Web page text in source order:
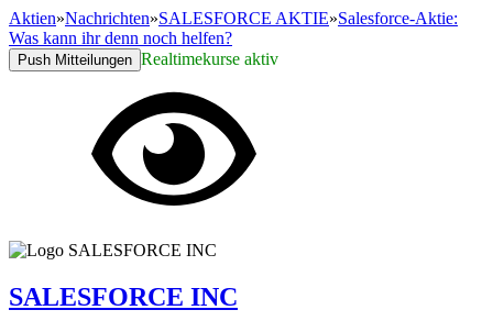
Aktien»Nachrichten»SALESFORCE AKTIE»Salesforce-Aktie:
Was kann ihr denn noch helfen?
Push Mitteilungen Realtimekurse aktiv
SALESFORCE INC